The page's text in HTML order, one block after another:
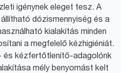
igénynek eleget tesz. A
dózismennyiség és a
kialakítás minden
a megfelelő kézhigiéniát.
és kézfertőtlenítő-adagolónk
mély benyomást kelt